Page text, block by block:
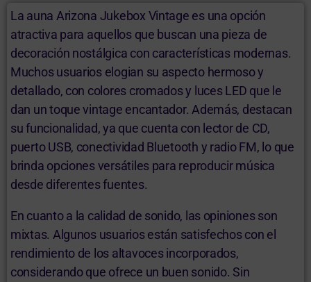
La auna Arizona Jukebox Vintage es una opción
atractiva para aquellos que buscan una pieza de
decoración nostálgica con características modernas.
Muchos usuarios elogian su aspecto hermoso y
detallado, con colores cromados y luces LED que le
dan un toque vintage encantador. Además, destacan
su funcionalidad, ya que cuenta con lector de CD,
puerto USB, conectividad Bluetooth y radio FM, lo que
brinda opciones versátiles para reproducir música
desde diferentes fuentes.
En cuanto a la calidad de sonido, las opiniones son
mixtas. Algunos usuarios están satisfechos con el
rendimiento de los altavoces incorporados,
considerando que ofrece un buen sonido. Sin